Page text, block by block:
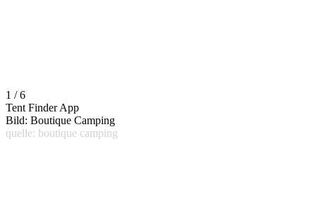
1 / 6
Tent Finder App
Bild: Boutique Camping
quelle: boutique camping